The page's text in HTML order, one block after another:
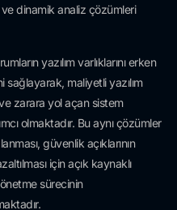
dinamik analiz çözümleri
yazılım varlıklarını erken
sağlayarak, maliyetli yazılım
zarara yol açan sistem
olmaktadır. Bu aynı çözümler
güvenlik açıklarının
için açık kaynaklı
sürecinin